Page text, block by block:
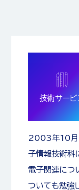
技術サービ
2003年10月
子情報技術科
電子関連につ
ついても勉強